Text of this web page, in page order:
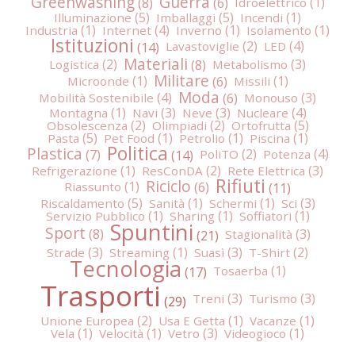
Illuminazione
Imballaggi
Incendi
Industria
Internet Inverno Isolamento
Istituzioni Lavastoviglie
LED
Logistica
Materiali
Metabolismo
Microonde
Militare
Missili
Mobilità Sostenibile
Moda
Monouso
Montagna
Navi Neve
Nucleare
Obsolescenza
Olimpiadi
Ortofrutta
Pasta
Pet Food Petrolio Piscina
Plastica Politica PoliTO
Potenza
Refrigerazione
ResConDA
Rete Elettrica
Riassunto
Riciclo Rifiuti
Riscaldamento Sanità Schermi
Sci
Servizio Pubblico
Sharing Soffiatori
Sport Spuntini
Stagionalità
Strade
Streaming Suasì T-Shirt
Tecnologia Tosaerba
Trasporti Treni
Turismo
Unione Europea
Usa E Getta
Vacanze
Vela
Velocità Vetro Videogioco